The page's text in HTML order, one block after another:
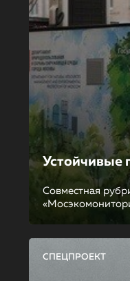
Устойчивые
Совместная
СПЕЦПРОЕКТ